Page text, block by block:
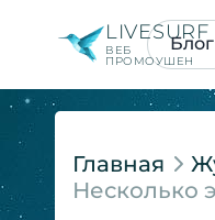
LIVESURF
ВЕБ
ПРОМОУШЕН
Блог
Главная
Несколько